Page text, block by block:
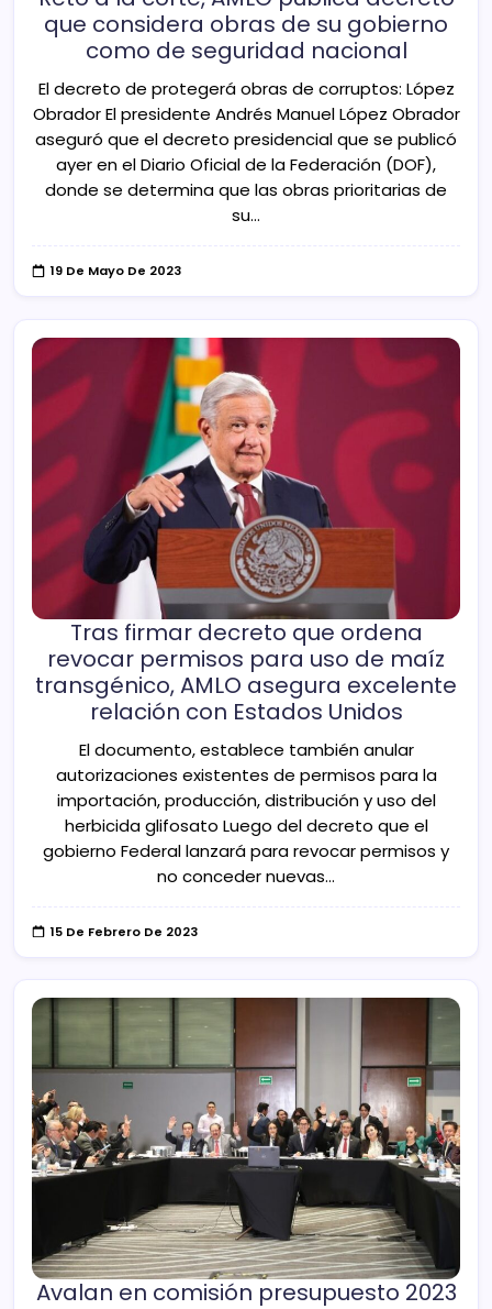
que considera obras de su gobierno
como de seguridad nacional
El decreto de protegerá obras de corruptos: López
Obrador El presidente Andrés Manuel López Obrador
aseguró que el decreto presidencial que se publicó
ayer en el Diario Oficial de la Federación (DOF),
donde se determina que las obras prioritarias de
su…
19 De Mayo De 2023
Tras firmar decreto que ordena
revocar permisos para uso de maíz
transgénico, AMLO asegura excelente
relación con Estados Unidos
El documento, establece también anular
autorizaciones existentes de permisos para la
importación, producción, distribución y uso del
herbicida glifosato Luego del decreto que el
gobierno Federal lanzará para revocar permisos y
no conceder nuevas…
15 De Febrero De 2023
Avalan en comisión presupuesto 2023